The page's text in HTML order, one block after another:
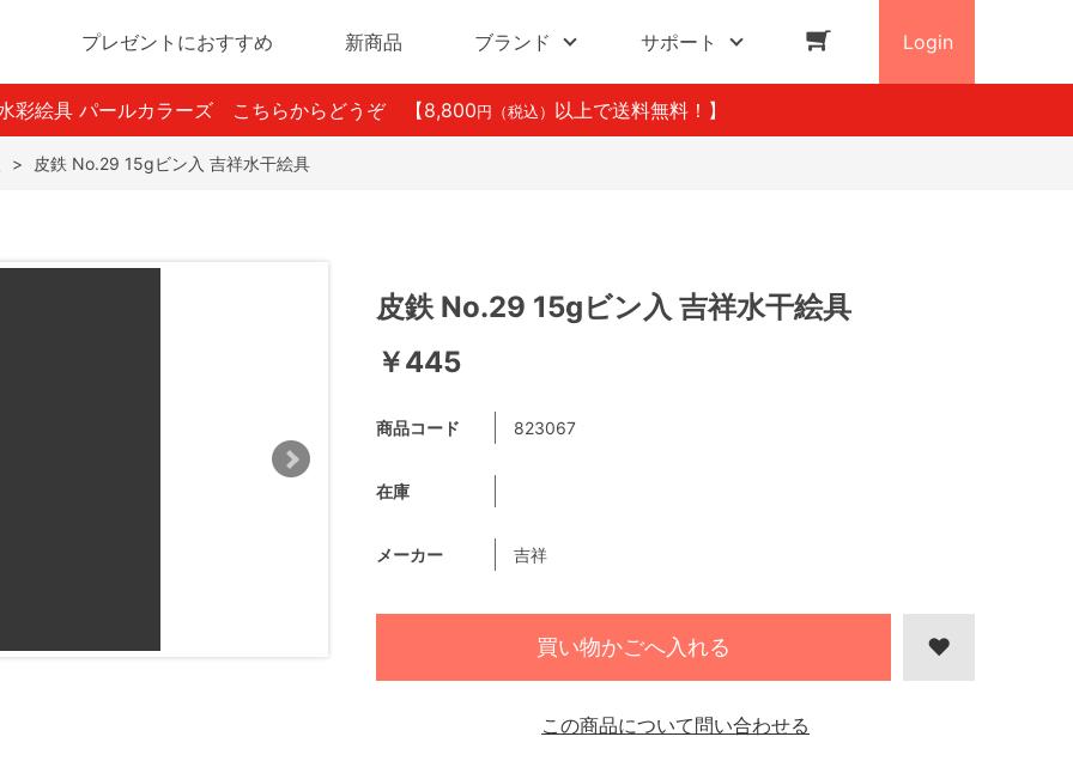
プレゼントにおすすめ 新商品 ブランド サポート Login
彩絵具 パールカラーズ こちらからどうぞ 【8,800 円（税込） 以上で送料無料！】
> 皮鉄 No.29 15gビン入 吉祥水干絵具
皮鉄 No.29 15gビン入 吉祥水干絵具
￥445
商品コード 823067
在庫
メーカー 吉祥
買い物かごへ入れる
この商品について問い合わせる